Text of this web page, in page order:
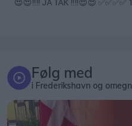
Følg med
i Frederikshavn og omegn